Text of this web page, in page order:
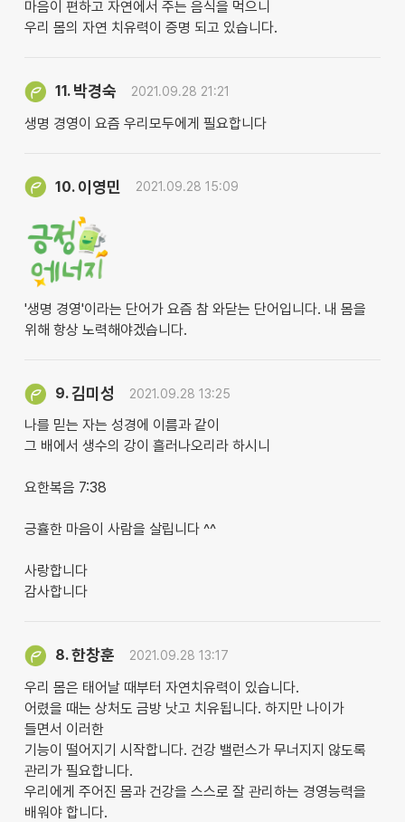
마음이 편하고 자연에서 주는 음식을 먹으니
우리 몸의 자연 치유력이 증명 되고 있습니다.
11. 박경숙 2021.09.28 21:21
생명 경영이 요즘 우리모두에게 필요합니다
10. 이영민 2021.09.28 15:09
'생명 경영'이라는 단어가 요즘 참 와닫는 단어입니다. 내 몸을
위해 항상 노력해야겠습니다.
9.김미성 2021.09.28 13:25
나를 믿는 자는 성경에 이름과 같이
그 배에서 생수의 강이 흘러나오리라 하시니
요한복음 7:38
긍휼한 마음이 사람을 살립니다 ^^
사랑합니다
감사합니다
8.한창훈 2021.09.28 13:17
우리 몸은 태어날 때부터 자연치유력이 있습니다.
어렸을 때는 상처도 금방 낫고 치유됩니다. 하지만 나이가
들면서 이러한
기능이 떨어지기 시작합니다. 건강 밸런스가 무너지지 않도록
관리가 필요합니다.
우리에게 주어진 몸과 건강을 스스로 잘 관리하는 경영능력을
배워야 합니다.